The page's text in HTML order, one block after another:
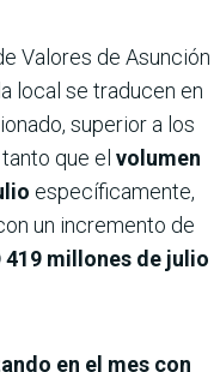
Valores de Asunción
local se traducen en
superior a los
que el volumen
específicamente,
un incremento de
419 millones de julio
en el mes con